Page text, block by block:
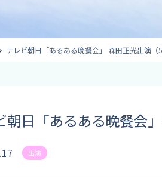
テレビ朝日「あるある晩餐会」 森田正光出演（5
朝日「あるある晩餐会
出演